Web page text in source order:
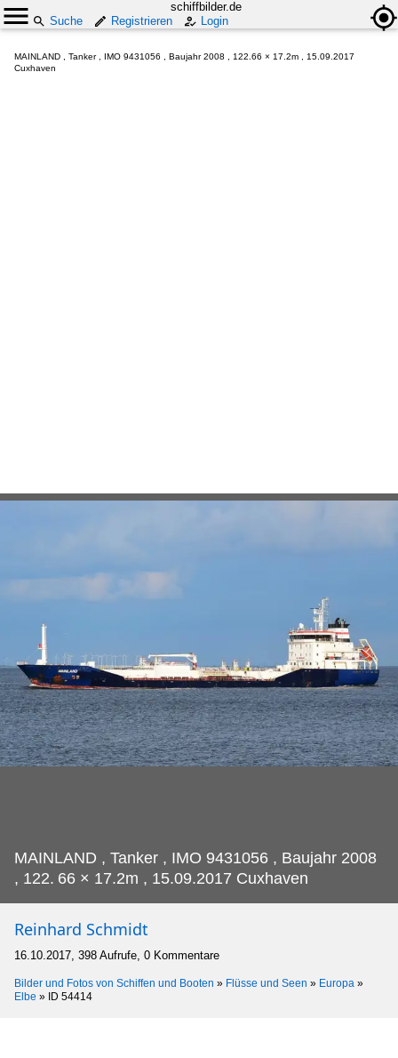
schiffbilder.de
Suche
Registrieren Login
MAINLAND , Tanker , IMO 9431056 , Baujahr 2008 , 122.66 × 17.2m , 15.09.2017
Cuxhaven
MAINLAND , Tanker , IMO 9431056 , Baujahr 2008
, 122. 66 × 17.2m , 15.09.2017 Cuxhaven
Reinhard Schmidt
16.10.2017, 398 Aufrufe, 0 Kommentare
Bilder und Fotos von Schiffen und Booten » Flüsse und Seen » Europa »
Elbe » ID 54414